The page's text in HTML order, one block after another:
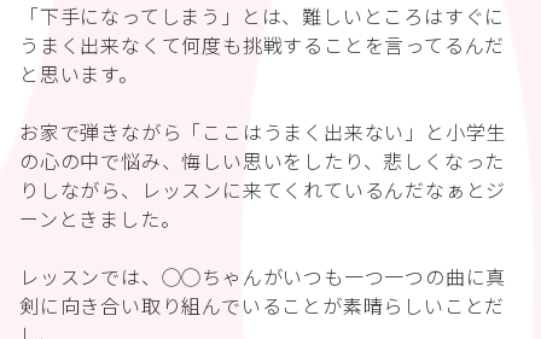
「下手になってしまう」とは、難しいところはすぐに
うまく出来なくて何度も挑戦することを言ってるんだ
と思います。
お家で弾きながら「ここはうまく出来ない」と小学生
の心の中で悩み、悔しい思いをしたり、悲しくなった
りしながら、レッスンに来てくれているんだなぁとジ
ーンときました。
レッスンでは、◯◯ちゃんがいつも一つ一つの曲に真
剣に向き合い取り組んでいることが素晴らしいことだ